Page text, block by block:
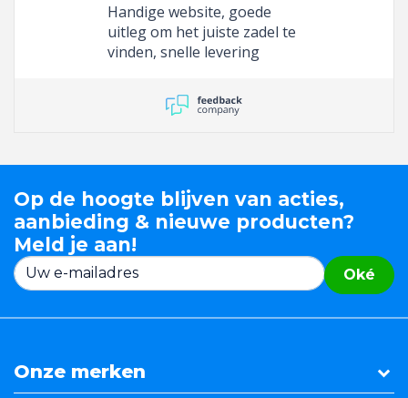
Handige website, goede
uitleg om het juiste zadel te
vinden, snelle levering
Op de hoogte blijven van acties,
aanbieding & nieuwe producten?
Meld je aan!
Oké
Onze merken